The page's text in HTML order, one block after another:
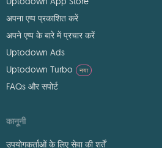
अपना एप्प प्रकाशित करें
अपने एप्प के बारे में प्रचार करें
Uptodown Ads
Uptodown Turbo
नया
FAQs और सपोर्ट
कानूनी
उपयोगकर्ताओं के लिए सेवा की शर्तें